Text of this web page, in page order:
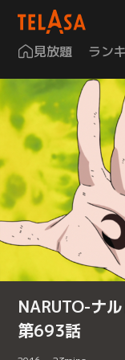
見放題 ラン
NARUTO-ナ
第693話